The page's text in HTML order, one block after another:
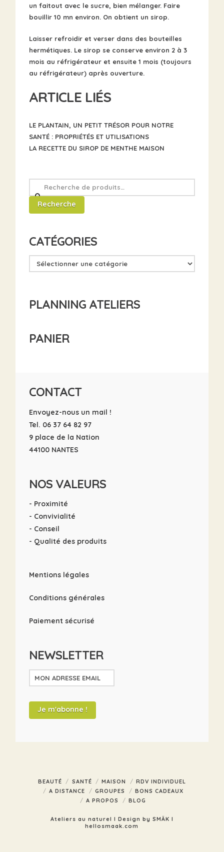
un faitout avec le sucre, bien mélanger. Faire
bouillir 10 mn environ. On obtient un sirop.
Laisser refroidir et verser dans des bouteilles
hermétiques. Le sirop se conserve environ 2 à 3
mois au réfrigérateur et ensuite 1 mois (toujours
au réfrigérateur) après ouverture.
ARTICLE LIÉS
LE PLANTAIN, UN PETIT TRÉSOR POUR NOTRE
SANTÉ : PROPRIÉTÉS ET UTILISATIONS
LA RECETTE DU SIROP DE MENTHE MAISON
Recherche
pour
Recherche
CATÉGORIES
PLANNING ATELIERS
PANIER
CONTACT
Envoyez-nous un mail !
Tel. 06 37 64 82 97
9 place de la Nation
44100 NANTES
NOS VALEURS
- Proximité
- Convivialité
- Conseil
- Qualité des produits
Mentions légales
Conditions générales
Paiement sécurisé
NEWSLETTER
BEAUTÉ SANTÉ MAISON
RDV INDIVIDUEL
A DISTANCE
GROUPES
BONS CADEAUX
A PROPOS
BLOG
Ateliers au naturel I Design by SMÄK I
hellosmaak.com